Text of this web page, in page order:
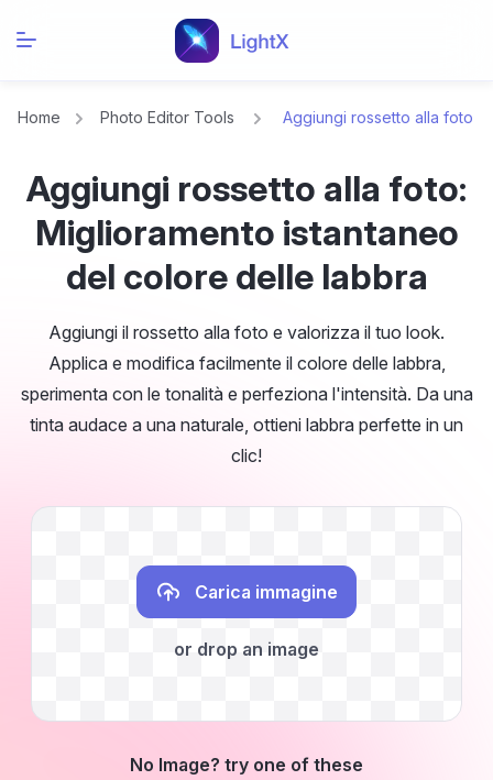
Home Photo Editor Tools Aggiungi rossetto alla foto
Aggiungi rossetto alla foto:
Miglioramento istantaneo
del colore delle labbra
Aggiungi il rossetto alla foto e valorizza il tuo look.
Applica e modifica facilmente il colore delle labbra,
sperimenta con le tonalità e perfeziona l'intensità. Da una
tinta audace a una naturale, ottieni labbra perfette in un
clic!
Carica immagine
or drop an image
No Image? try one of these